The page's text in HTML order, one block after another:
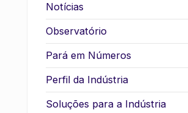
Notícias
Observatório
Pará em Números
Perfil da Indústria
Soluções para a Indústria